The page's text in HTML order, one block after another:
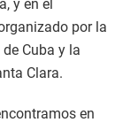
y en el
por la
Cuba y la
Clara.
en